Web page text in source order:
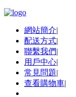
網站簡介|
配送方式|
聯繫我們|
用戶中心|
常見問題|
查看購物車|